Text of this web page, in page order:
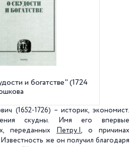
и богатстве" (1724
(1652-1726) – историк, экономист.
скудны. Имя его впервые
переданных
Петру I, о причинах
же он получил благодаря